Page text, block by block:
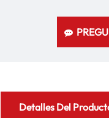
Detalles Del